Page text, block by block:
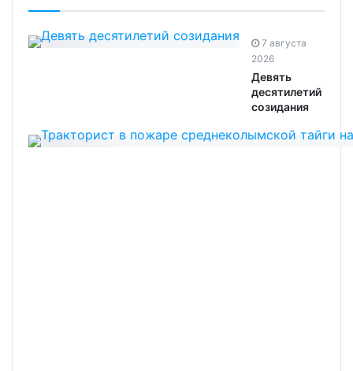
7 августа
2026
Девять
десятилетий
созидания